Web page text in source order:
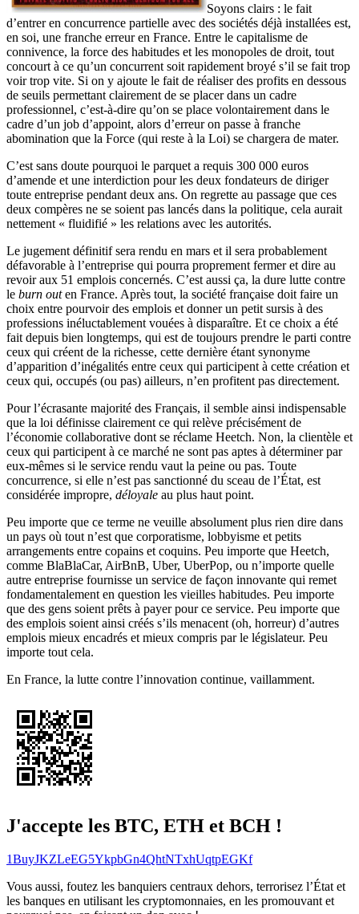
Soyons clairs : le fait
d’entrer en concurrence partielle avec des sociétés déjà installées est,
en soi, une franche erreur en France. Entre le capitalisme de
connivence, la force des habitudes et les monopoles de droit, tout
concourt à ce qu’un concurrent soit rapidement broyé s’il se fait trop
voir trop vite. Si on y ajoute le fait de réaliser des profits en dessous
de seuils permettant clairement de se placer dans un cadre
professionnel, c’est-à-dire qu’on se place volontairement dans le
cadre d’un job d’appoint, alors d’erreur on passe à franche
abomination que la Force (qui reste à la Loi) se chargera de mater.
C’est sans doute pourquoi le parquet a requis 300 000 euros
d’amende et une interdiction pour les deux fondateurs de diriger
toute entreprise pendant deux ans. On regrette au passage que ces
deux compères ne se soient pas lancés dans la politique, cela aurait
nettement « fluidifié » les relations avec les autorités.
Le jugement définitif sera rendu en mars et il sera probablement
défavorable à l’entreprise qui pourra proprement fermer et dire au
revoir aux 51 emplois concernés. C’est aussi ça, la dure lutte contre
le burn outen France. Après tout, la société française doit faire un
choix entre pourvoir des emplois et donner un petit sursis à des
professions inéluctablement vouées à disparaître. Et ce choix a été
fait depuis bien longtemps, qui est de toujours prendre le parti contre
ceux qui créent de la richesse, cette dernière étant synonyme
d’apparition d’inégalités entre ceux qui participent à cette création et
ceux qui, occupés (ou pas) ailleurs, n’en profitent pas directement.
Pour l’écrasante majorité des Français, il semble ainsi indispensable
que la loi définisse clairement ce qui relève précisément de
l’économie collaborative dont se réclame Heetch. Non, la clientèle et
ceux qui participent à ce marché ne sont pas aptes à déterminer par
eux-mêmes si le service rendu vaut la peine ou pas. Toute
concurrence, si elle n’est pas sanctionné du sceau de l’État, est
considérée impropre, déloyale au plus haut point.
Peu importe que ce terme ne veuille absolument plus rien dire dans
un pays où tout n’est que corporatisme, lobbyisme et petits
arrangements entre copains et coquins. Peu importe que Heetch,
comme BlaBlaCar, AirBnB, Uber, UberPop, ou n’importe quelle
autre entreprise fournisse un service de façon innovante qui remet
fondamentalement en question les vieilles habitudes. Peu importe
que des gens soient prêts à payer pour ce service. Peu importe que
des emplois soient ainsi créés s’ils menacent (oh, horreur) d’autres
emplois mieux encadrés et mieux compris par le législateur. Peu
importe tout cela.
En France, la lutte contre l’innovation continue, vaillamment.
J'accepte les BTC, ETH et BCH !
1BuyJKZLeEG5YkpbGn4QhtNTxhUqtpEGKf
Vous aussi, foutez les banquiers centraux dehors, terrorisez l’État et
les banques en utilisant les cryptomonnaies, en les promouvant et